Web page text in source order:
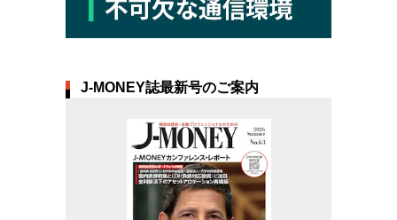
J-MONEY誌最新号のご案内